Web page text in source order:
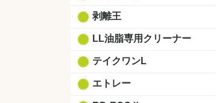
剥離王
LL油脂専用クリーナー
テイクワンL
エトレー